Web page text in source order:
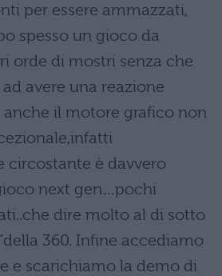
per essere ammazzati,
spesso un gioco da
orde di mostri senza che
avere una reazione
anche il motore grafico non
circostante è davvero
next gen…pochi
dire molto al di sotto
360. Infine accediamo
e scarichiamo la demo di